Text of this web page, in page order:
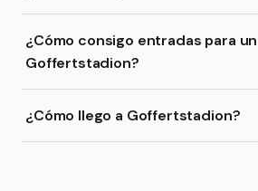
¿Cómo consigo entradas para
Goffertstadion?
¿Cómo llego a Goffertstadion?